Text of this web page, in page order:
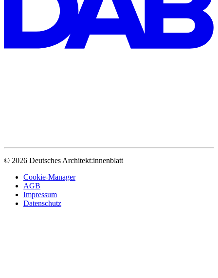
© 2026 Deutsches Architekt:innenblatt
Cookie-Manager
AGB
Impressum
Datenschutz